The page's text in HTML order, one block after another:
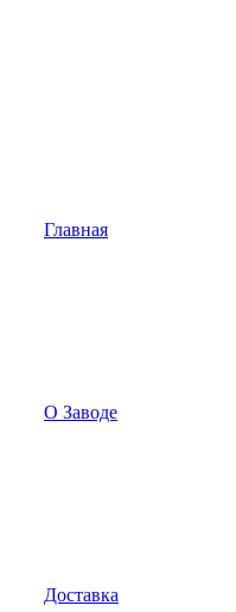
Главная
О Заводе
Доставка